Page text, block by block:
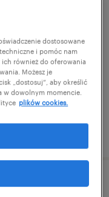
dostosowane
i pomóc nam
ich również do oferowania
Możesz je
„dostosuj”, aby określić
w dowolnym momencie.
plików cookies.